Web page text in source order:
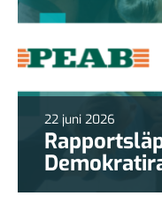
22 juni 2026